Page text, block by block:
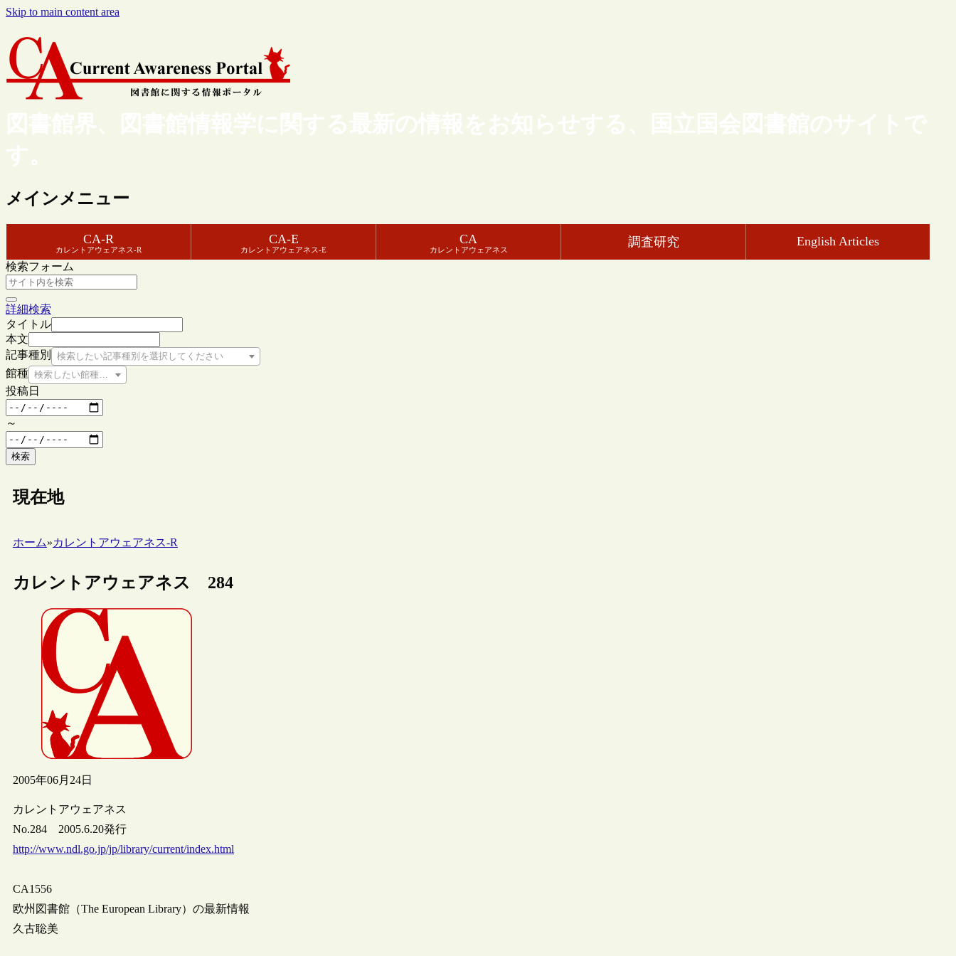
Skip to main content area
図書館界、図書館情報学に関する最新の情報をお知らせする、国立国会図書館のサイトで
す。
メインメニュー
CA-R
カレントアウェアネス-R
CA-E
カレントアウェアネス-E
CA
カレントアウェアネス
調査研究 English Articles
検索フォーム
詳細検索
タイトル
本文
記事種別
検索したい記事種別を選択してください
館種 検索したい館種を選択してください
投稿日
～
検索
現在地
ホーム»カレントアウェアネス-R
カレントアウェアネス 284
2005年06月24日
カレントアウェアネス
No.284 2005.6.20発行
http://www.ndl.go.jp/jp/library/current/index.html
CA1556
欧州図書館（The European Library）の最新情報
久古聡美